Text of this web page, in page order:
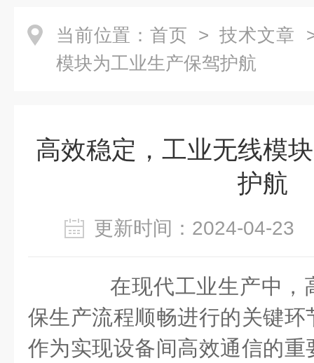
当前位置： 首页 > 技术文章
模块为工业生产保驾护航
高效稳定，工业无线模
护航
更新时间：2024-04-
在现代工业生产中，
保生产流程顺畅进行的关键
作为实现设备间高效通信的